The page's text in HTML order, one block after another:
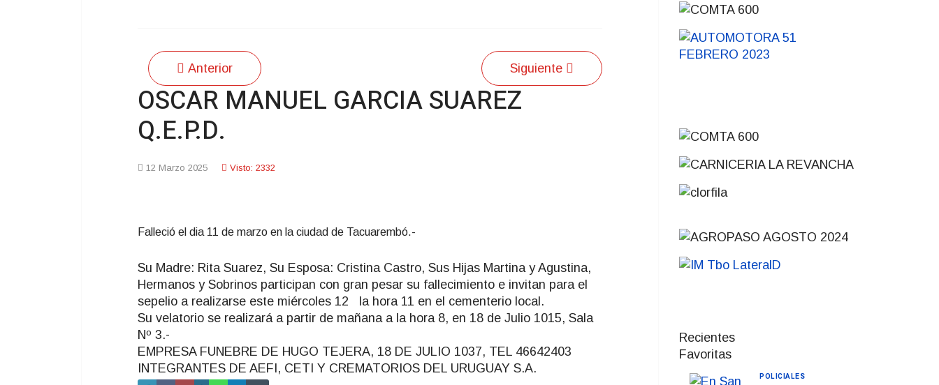
Anterior Siguiente
OSCAR MANUEL GARCIA SUAREZ
Q.E.P.D.
12 Marzo 2025 Visto: 2332
Falleció el dia 11 de marzo en la ciudad de Tacuarembó.-
Su Madre: Rita Suarez, Su Esposa: Cristina Castro, Sus Hijas Martina y Agustina,
Hermanos y Sobrinos participan con gran pesar su fallecimiento e invitan para el
sepelio a realizarse este miércoles 12 la hora 11 en el cementerio local.
Su velatorio se realizará a partir de mañana a la hora 8, en 18 de Julio 1015, Sala
Nº 3.-
EMPRESA FUNEBRE DE HUGO TEJERA, 18 DE JULIO 1037, TEL 46642403
INTEGRANTES DE AEFI, CETI Y CREMATORIOS DEL URUGUAY S.A.
Recientes
Favoritas
POLICIALES